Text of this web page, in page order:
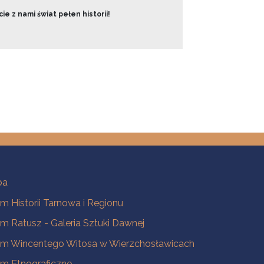
z nami świat pełen historii!
Historii Tarnowa i Regionu
Ratusz - Galeria Sztuki Dawnej
Wincentego Witosa w Wierzchosławicach